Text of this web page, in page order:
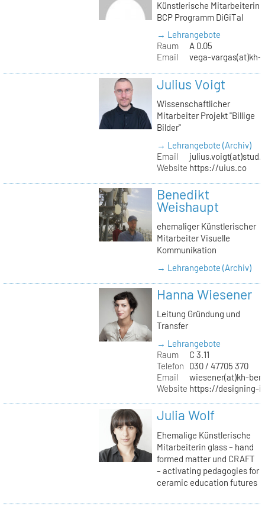
Künstlerische Mitarbeiterin
BCP Programm DiGiTal
→ Lehrangebote
Raum
A 0.05
Email
vega-vargas(at)kh-
Julius Voigt
Wissenschaftlicher
Mitarbeiter Projekt "Billige
Bilder"
→ Lehrangebote (Archiv)
Email
Website https://uius.co
Benedikt
Weishaupt
ehemaliger Künstlerischer
Mitarbeiter Visuelle
Kommunikation
→ Lehrangebote (Archiv)
Hanna Wiesener
Leitung Gründung und
Transfer
→ Lehrangebote
Raum
C 3.11
Telefon
030 / 47705 370
Email
wiesener(at)kh-
Website https://designing-
Julia Wolf
Ehemalige Künstlerische
Mitarbeiterin glass – hand
formed matter und CRAFT
– activating pedagogies for
ceramic education futures